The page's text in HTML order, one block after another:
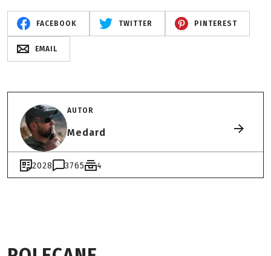
FACEBOOK TWITTER PINTEREST
EMAIL
AUTOR
Medard
2028 3765 4